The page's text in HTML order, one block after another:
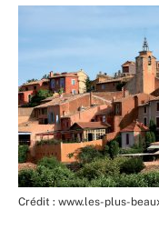
Crédit : www.les-plus-